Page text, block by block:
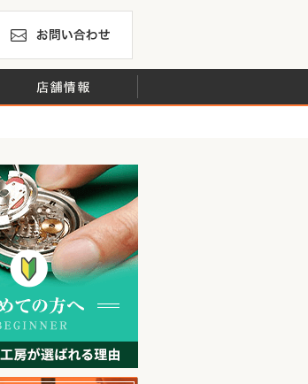
ーホール・ベルト修理・電池交換を行ってい
約6,000本の実績
計修理事例紹介 店舗情報